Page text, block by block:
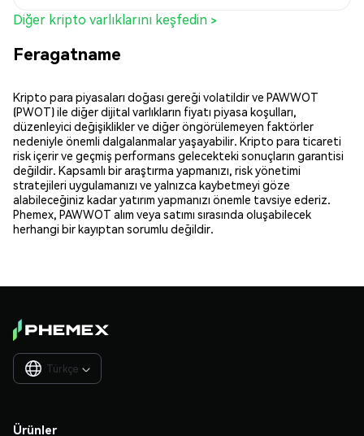
Diğer kripto varlıklarını keşfedin >
Feragatname
Kripto para piyasaları doğası gereği volatildir ve PAWWOT
(PWOT) ile diğer dijital varlıkların fiyatı piyasa koşulları,
düzenleyici değişiklikler ve diğer öngörülemeyen faktörler
nedeniyle önemli dalgalanmalar yaşayabilir. Kripto para ticareti
risk içerir ve geçmiş performans gelecekteki sonuçların garantisi
değildir. Kapsamlı bir araştırma yapmanızı, risk yönetimi
stratejileri uygulamanızı ve yalnızca kaybetmeyi göze
alabileceğiniz kadar yatırım yapmanızı önemle tavsiye ederiz.
Phemex, PAWWOT alım veya satımı sırasında oluşabilecek
herhangi bir kayıptan sorumlu değildir.
Türkçe 
Ürünler